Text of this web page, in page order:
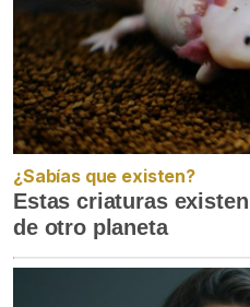
¿Sabías que existen?
Estas criaturas
de otro planeta